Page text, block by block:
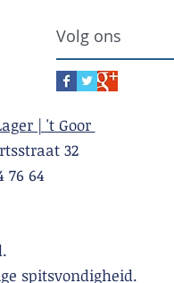
Volg ons
| 't Goor
32
64
spitsvondigheid.